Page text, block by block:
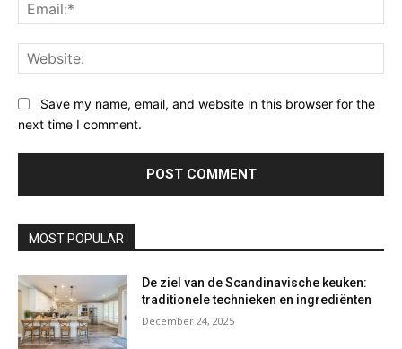
Save my name, email, and website in this browser for the
next time I comment.
MOST POPULAR
De ziel van de Scandinavische keuken:
traditionele technieken en ingrediënten
December 24, 2025